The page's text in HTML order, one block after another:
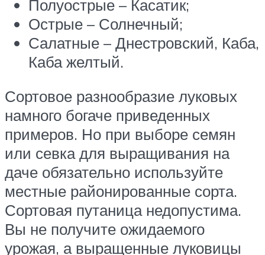
Полуострые – Касатик;
Острые – Солнечный;
Салатные – Днестровский, Каба,
Каба желтый.
Сортовое разнообразие луковых
намного богаче приведенных
примеров. Но при выборе семян
или севка для выращивания на
даче обязательно используйте
местные районированные сорта.
Сортовая путаница недопустима.
Вы не получите ожидаемого
урожая, а выращенные луковицы